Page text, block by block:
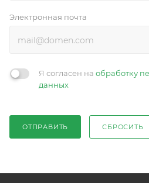
Электронная почта
Я согласен на обработку
данных
ОТПРАВИТЬ СБРОСИТЬ